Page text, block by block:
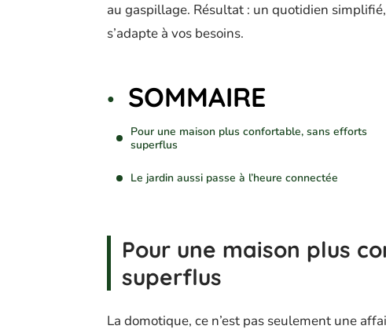
au gaspillage. Résultat : un quotidien
s’adapte à vos besoins.
SOMMAIRE
Pour une maison plus confortable, sans efforts
superflus
Le jardin aussi passe à l’heure connectée
Pour une maison plus
superflus
La domotique, ce n’est pas seulement une